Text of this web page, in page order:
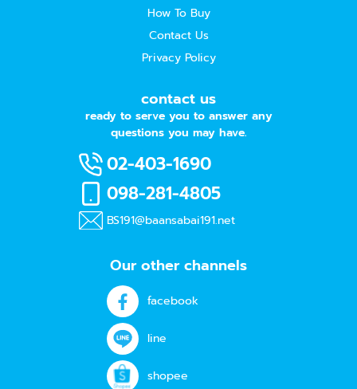
How To Buy
Contact Us
Privacy Policy
contact us
ready to serve you to answer any
questions you may have.
02-403-1690
098-281-4805
BS191@baansabai191.net
Our other channels
facebook
line
shopee